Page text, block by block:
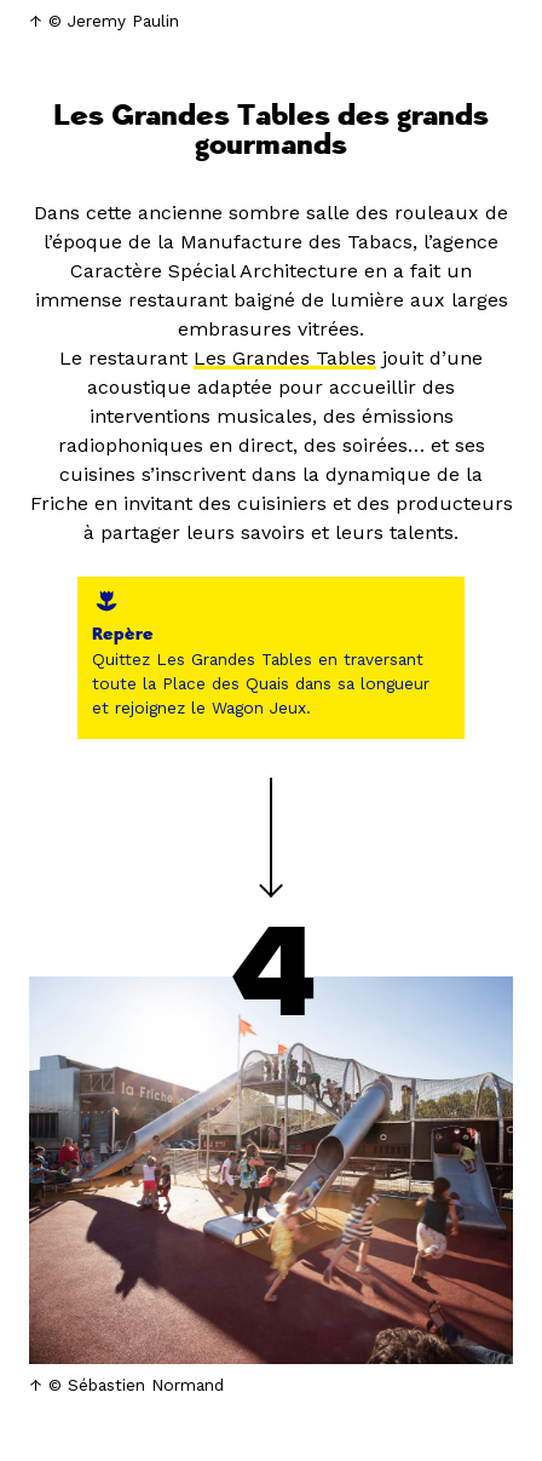
© Jeremy Paulin
Les Grandes Tables des grands
gourmands
Dans cette ancienne sombre salle des rouleaux de
l’époque de la Manufacture des Tabacs, l’agence
Caractère Spécial Architecture en a fait un
immense restaurant baigné de lumière aux larges
embrasures vitrées.
Le restaurant Les Grandes Tables jouit d’une
acoustique adaptée pour accueillir des
interventions musicales, des émissions
radiophoniques en direct, des soirées… et ses
cuisines s’inscrivent dans la dynamique de la
Friche en invitant des cuisiniers et des producteurs
à partager leurs savoirs et leurs talents.
Repère
Quittez Les Grandes Tables en traversant
toute la Place des Quais dans sa longueur
et rejoignez le Wagon Jeux.
4
© Sébastien Normand